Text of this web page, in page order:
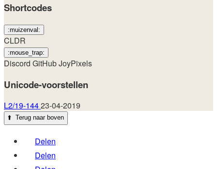
Shortcodes
:muizenval:
CLDR
:mouse_trap:
Discord GitHubJoyPixels
Unicode-voorstellen
L2/19-14423-04-2019
⬆️ Terug naar boven
Delen
Delen